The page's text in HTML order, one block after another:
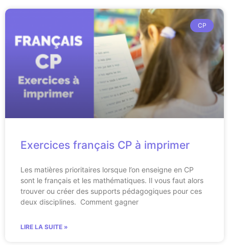
CP
Exercices français CP à imprimer
Les matières prioritaires lorsque l’on enseigne en CP
sont le français et les mathématiques. Il vous faut alors
trouver ou créer des supports pédagogiques pour ces
deux disciplines. Comment gagner
LIRE LA SUITE »